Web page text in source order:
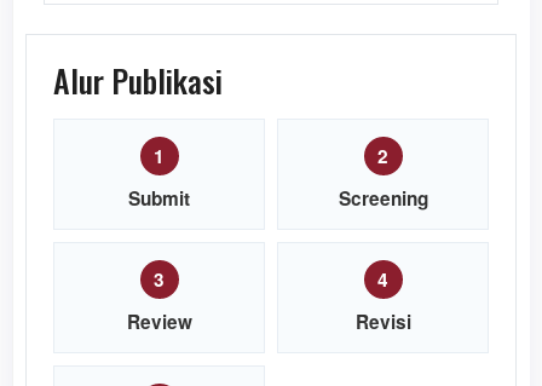
Alur Publikasi
1
Submit
2
Screening
3
Review
4
Revisi